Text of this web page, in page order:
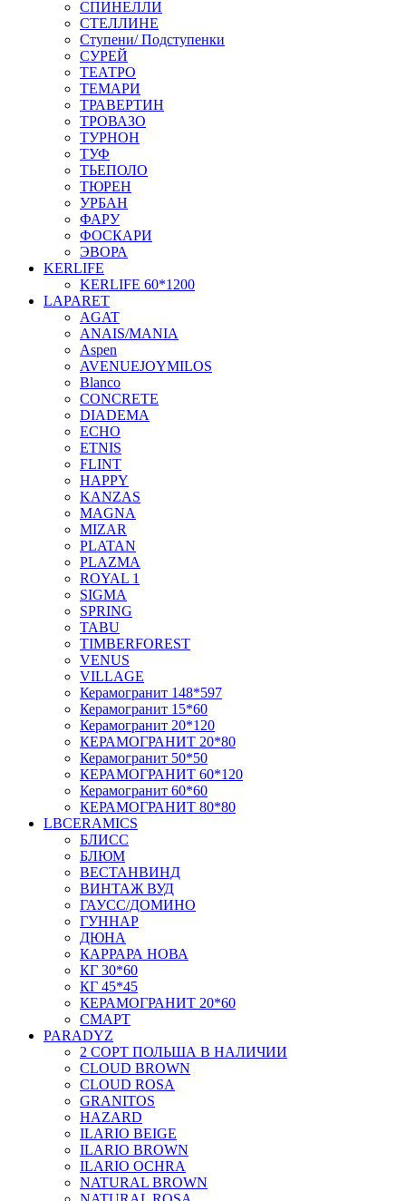
СПИНЕЛЛИ
СТЕЛЛИНЕ
Ступени/ Подступенки
СУРЕЙ
ТЕАТРО
ТЕМАРИ
ТРАВЕРТИН
ТРОВАЗО
ТУРНОН
ТУФ
ТЬЕПОЛО
ТЮРЕН
УРБАН
ФАРУ
ФОСКАРИ
ЭВОРА
KERLIFE
KERLIFE 60*1200
LAPARET
AGAT
ANAIS/MANIA
Aspen
AVENUEJOYMILOS
Blanco
CONCRETE
DIADEMA
ECHO
ETNIS
FLINT
HAPPY
KANZAS
MAGNA
MIZAR
PLATAN
PLAZMA
ROYAL 1
SIGMA
SPRING
TABU
TIMBERFOREST
VENUS
VILLAGE
Керамогранит 148*597
Керамогранит 15*60
Керамогранит 20*120
КЕРАМОГРАНИТ 20*80
Керамогранит 50*50
КЕРАМОГРАНИТ 60*120
Керамогранит 60*60
КЕРАМОГРАНИТ 80*80
LBCERAMICS
БЛИСС
БЛЮМ
ВЕСТАНВИНД
ВИНТАЖ ВУД
ГАУСС/ДОМИНО
ГУННАР
ДЮНА
КАРРАРА НОВА
КГ 30*60
КГ 45*45
КЕРАМОГРАНИТ 20*60
СМАРТ
PARADYZ
2 СОРТ ПОЛЬША В НАЛИЧИИ
CLOUD BROWN
CLOUD ROSA
GRANITOS
HAZARD
ILARIO BEIGE
ILARIO BROWN
ILARIO OCHRA
NATURAL BROWN